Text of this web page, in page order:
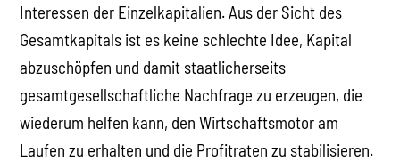
Interessen der Einzelkapitalien. Aus der Sicht des
Gesamtkapitals ist es keine schlechte Idee, Kapital
abzuschöpfen und damit staatlicherseits
gesamtgesellschaftliche Nachfrage zu erzeugen, die
wiederum helfen kann, den Wirtschaftsmotor am
Laufen zu erhalten und die Profitraten zu stabilisieren.